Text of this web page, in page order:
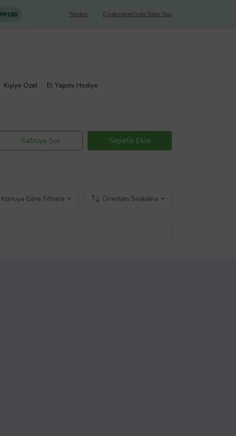
Çiçeksepeti'nde Satış Yap
Yardım
Kişiye Özel El Yapımı Hediye
Satıcıya Sor Sepete Ekle
Konuya Göre Filtrele Önerilen Sıralama